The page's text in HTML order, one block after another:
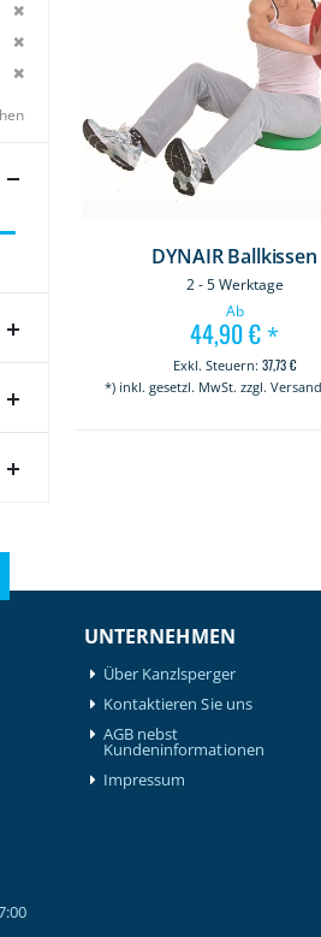
DYNAIR Ballkissen
2 - 5 Werktage
Ab
44,90 € *
37,73 €
*) inkl. gesetzl. MwSt. zzgl.
Dies entfernen
Dies entfernen
Dies entfernen
UNTERNEHMEN
Über Kanzlsperger
Kontaktieren Sie uns
AGB nebst
Kundeninformationen
Impressum